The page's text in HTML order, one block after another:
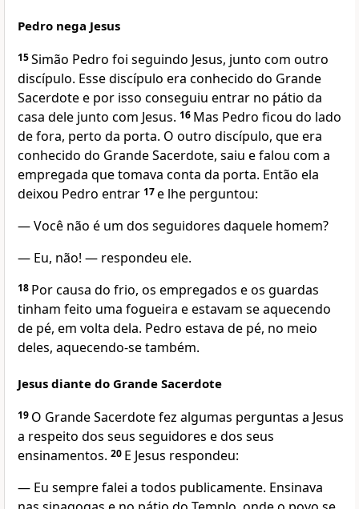
Pedro nega Jesus
15Simão Pedro foi seguindo Jesus, junto com outro
discípulo. Esse discípulo era conhecido do Grande
Sacerdote e por isso conseguiu entrar no pátio da
casa dele junto com Jesus. 16 Mas Pedro ficou do lado
de fora, perto da porta. O outro discípulo, que era
conhecido do Grande Sacerdote, saiu e falou com a
empregada que tomava conta da porta. Então ela
deixou Pedro entrar 17e lhe perguntou:
— Você não é um dos seguidores daquele homem?
— Eu, não! — respondeu ele.
18 Por causa do frio, os empregados e os guardas
tinham feito uma fogueira e estavam se aquecendo
de pé, em volta dela. Pedro estava de pé, no meio
deles, aquecendo-se também.
Jesus diante do Grande Sacerdote
19 O Grande Sacerdote fez algumas perguntas a Jesus
a respeito dos seus seguidores e dos seus
ensinamentos. 20 E Jesus respondeu:
— Eu sempre falei a todos publicamente. Ensinava